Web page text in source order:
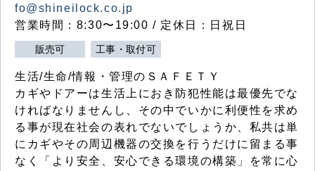
fo@shineilock.co.jp
営業時間：8:30〜19:00 / 定休日：日祝日
販売可 工事・取付可
生活/生命/情報・管理のＳＡＦＥＴＹ
カギやドアーは生活上におき防犯性能は最優先でな
ければなりませんし、その中でいかに利便性を求め
る事が現在社会の表れでないでしょうか、私共は単
にカギやその周辺機器の交換を行うだけに留まる事
なく「より安全、安心できる環境の構築」を常に心